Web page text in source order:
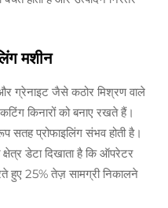
मशीन
और ग्रेनाइट जैसे कठोर मिश्रण वाले
किनारों को बनाए रखते हैं।
प्रोफाइलिंग संभव होती है।
क्षेत्र डेटा दिखाता है कि ऑपरेटर
हुए 25% तेज़ सामग्री निकालने